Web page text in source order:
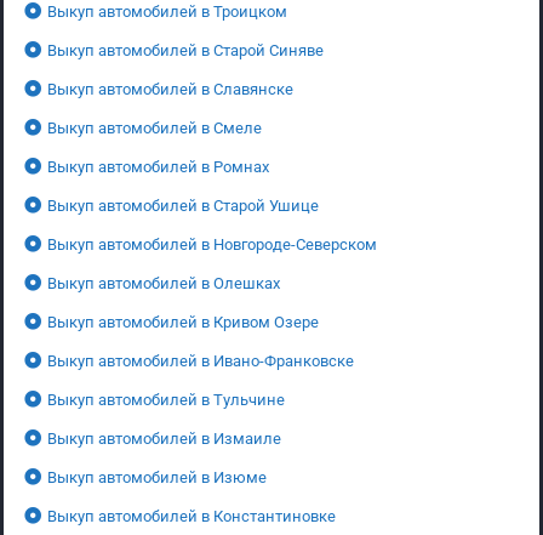
Выкуп автомобилей в Троицком
Выкуп автомобилей в Старой Синяве
Выкуп автомобилей в Славянске
Выкуп автомобилей в Смеле
Выкуп автомобилей в Ромнах
Выкуп автомобилей в Старой Ушице
Выкуп автомобилей в Новгороде-Северском
Выкуп автомобилей в Олешках
Выкуп автомобилей в Кривом Озере
Выкуп автомобилей в Ивано-Франковске
Выкуп автомобилей в Тульчине
Выкуп автомобилей в Измаиле
Выкуп автомобилей в Изюме
Выкуп автомобилей в Константиновке